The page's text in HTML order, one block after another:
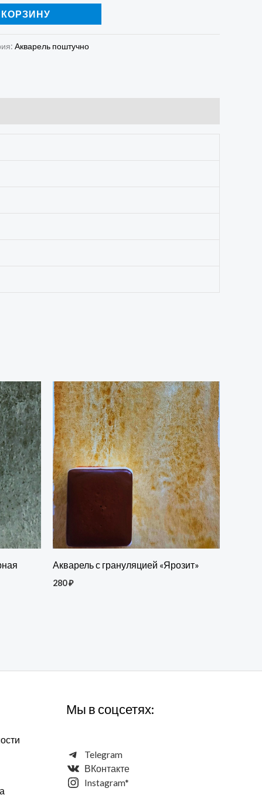
КОРЗИНУ
Акварель поштучно
Акварель с грануляцией «Ярозит»
280₽
Мы в соцсетях:
Telegram
ВКонтакте
Instagram*